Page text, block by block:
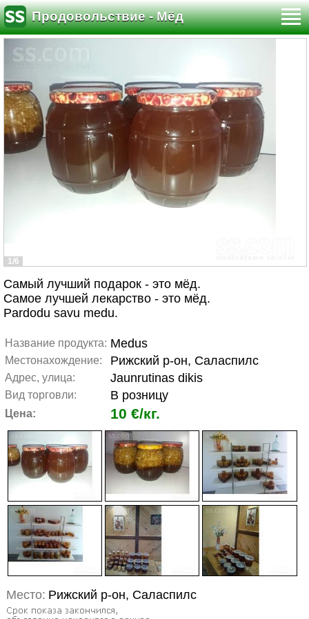
Продовольствие - Мёд
1/6
Самый лучший подарок - это мёд.
Самое лучшей лекарство - это мёд.
Pardodu savu medu.
Название продукта: Medus
Местонахождение: Рижский р-он, Саласпилс
Адрес, улица: Jaunrutinas dikis
Вид торговли: В розницу
Цена: 10 €/кг.
Место: Рижский р-он, Саласпилс